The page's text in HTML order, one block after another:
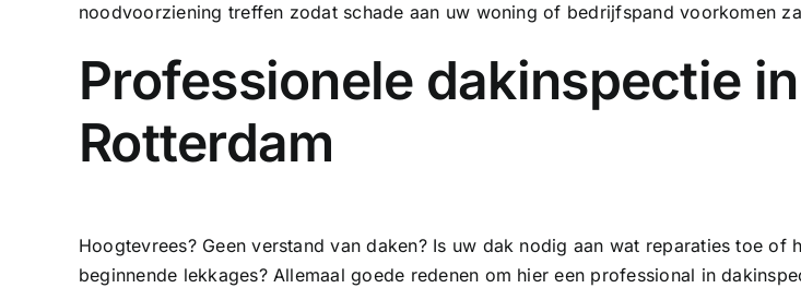
noodvoorziening treffen zodat schade aan uw woning of bedrijfspand voorkomen
Professionele dakinspectie in
Rotterdam
Hoogtevrees? Geen verstand van daken? Is uw dak nodig aan wat reparaties toe of
beginnende lekkages? Allemaal goede redenen om hier een professional in